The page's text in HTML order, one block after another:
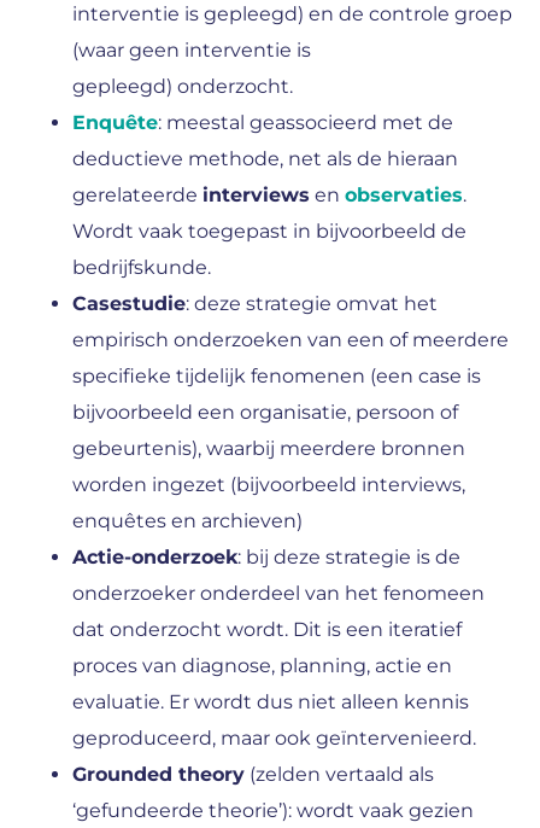
interventie is gepleegd) en de controle groep
(waar geen interventie is
gepleegd) onderzocht.
Enquête: meestal geassocieerd met de
deductieve methode, net als de hieraan
gerelateerde interviews en observaties.
Wordt vaak toegepast in bijvoorbeeld de
bedrijfskunde.
Casestudie: deze strategie omvat het
empirisch onderzoeken van een of meerdere
specifieke tijdelijk fenomenen (een case is
bijvoorbeeld een organisatie, persoon of
gebeurtenis), waarbij meerdere bronnen
worden ingezet (bijvoorbeeld interviews,
enquêtes en archieven)
Actie-onderzoek: bij deze strategie is de
onderzoeker onderdeel van het fenomeen
dat onderzocht wordt. Dit is een iteratief
proces van diagnose, planning, actie en
evaluatie. Er wordt dus niet alleen kennis
geproduceerd, maar ook geïntervenieerd.
Grounded theory (zelden vertaald als
‘gefundeerde theorie’): wordt vaak gezien